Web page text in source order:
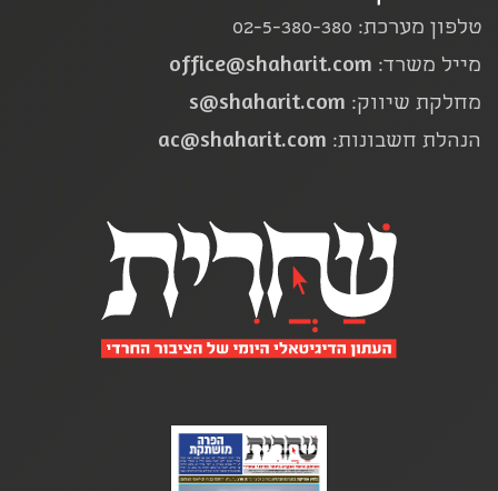
טלפון מערכת: 02-5-380-380
מייל משרד: office@shaharit.com
מחלקת שיווק: s@shaharit.com
הנהלת חשבונות: ac@shaharit.com